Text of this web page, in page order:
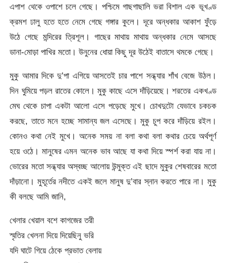
এপাশ থেকে ওপাশে চলে গেছে। পশ্চিমে গাছগাছালি ভরা বিশাল এক ভূখণ্ড
ক্রমশ ঢালু হতে হতে নেমে গেছে গঙ্গার কুলে। দূরে অন্ধকার আকাশ ফুঁড়ে
উঠে গেছে মন্দিরের ত্রিশূল। গাছের মাথায় মাথায় অন্ধকার নেমে আসছে
ডানা-মোড়া পাখির মতো। উনুনের ধোয়া কিছু দূর উঠেই বাতাসে থমকে গেছে।
মুকু আমার দিকে দু’পা এগিয়ে আসতেই চার পাশে সন্ধ্যার শাঁখ বেজে উঠল।
দিন ঘুমিয়ে পড়ল রাতের কোলে। মুকু কাছে এসে দাঁড়িয়েছে। শরতের একখণ্ড
মেঘ থেকে চাপা একটা আলো এসে পড়েছে মুখে। চোখদুটো যেভাবে চকচক
করছে, তাতে মনে হচ্ছে সামান্য জল এসেছে। মুকু চুপ করে দাঁড়িয়ে রইল।
কোনও কথা নেই মুখে। অনেক সময় না বলা কথা বলা কথার চেয়ে অর্থপূর্ণ
হয়ে ওঠে। মানুষের এমন অনেক ভাব আছে যা কথা দিয়ে স্পর্শ করা যায় না।
ভোরের মতো সন্ধ্যার অস্বচ্ছ আলোয় উন্মুক্ত এই ছাদে মুকুর শেষবারের মতো
দাঁড়ানো। মুহূর্তের নদীতে একই জলে মানুষ দু’বার স্নান করতে পারে না। মুকু
কী বলছে আমি জানি,
খেলার খেয়াল বশে কাগজের তরী
স্মৃতির খেলনা দিয়ে দিয়েছিনু ভরি
যদি ঘাটে গিয়ে ঠেকে প্রভাত বেলায়